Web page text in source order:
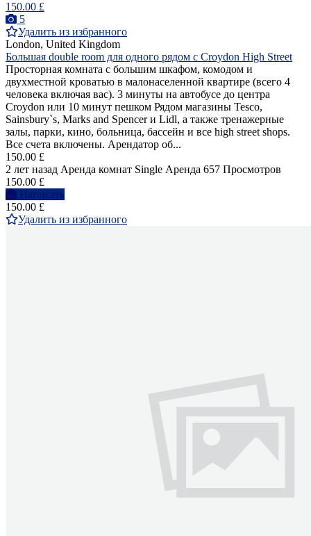
150.00 £
5
Удалить из избранного
London, United Kingdom
Большая double room для одного рядом с Croydon High Street
Просторная комната с большим шкафом, комодом и
двухместной кроватью в малонаселенной квартире (всего 4
человека включая вас). 3 минуты на автобусе до центра
Croydon или 10 минут пешком Рядом магазины Tesco,
Sainsbury`s, Marks and Spencer и Lidl, а также тренажерные
залы, парки, кино, больница, бассейн и все high street shops.
Все счета включены. Арендатор об...
150.00 £
2 лет назад Аренда комнат Single Аренда 657 Просмотров
150.00 £
Написать
150.00 £
Удалить из избранного